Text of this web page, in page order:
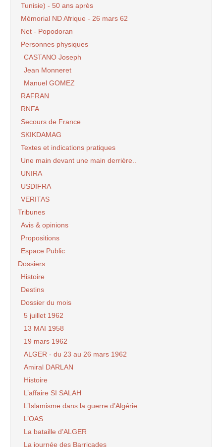
Tunisie) - 50 ans après
Mémorial ND Afrique - 26 mars 62
Net - Popodoran
Personnes physiques
CASTANO Joseph
Jean Monneret
Manuel GOMEZ
RAFRAN
RNFA
Secours de France
SKIKDAMAG
Textes et indications pratiques
Une main devant une main derrière..
UNIRA
USDIFRA
VERITAS
Tribunes
Avis & opinions
Propositions
Espace Public
Dossiers
Histoire
Destins
Dossier du mois
5 juillet 1962
13 MAI 1958
19 mars 1962
ALGER - du 23 au 26 mars 1962
Amiral DARLAN
Histoire
L’affaire SI SALAH
L’Islamisme dans la guerre d’Algérie
L’OAS
La bataille d’ALGER
La journée des Barricades